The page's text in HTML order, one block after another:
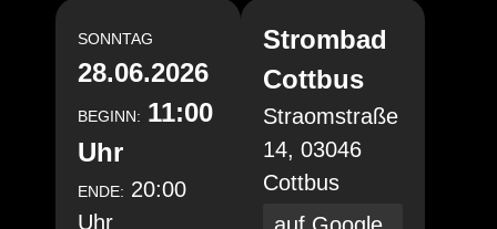
SONNTAG
28.06.2026
BEGINN: 11:00
Uhr
ENDE: 20:00
Uhr
Strombad
Cottbus
Straomstraße
14, 03046
Cottbus